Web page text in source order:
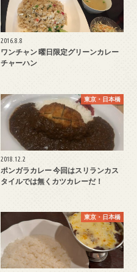
2016.8.8
ワンチャン 曜日限定グリーンカレー
チャーハン
東京・日本橋
2018.12.2
ポンガラカレー 今回はスリランカス
タイルでは無くカツカレーだ！
東京・日本橋